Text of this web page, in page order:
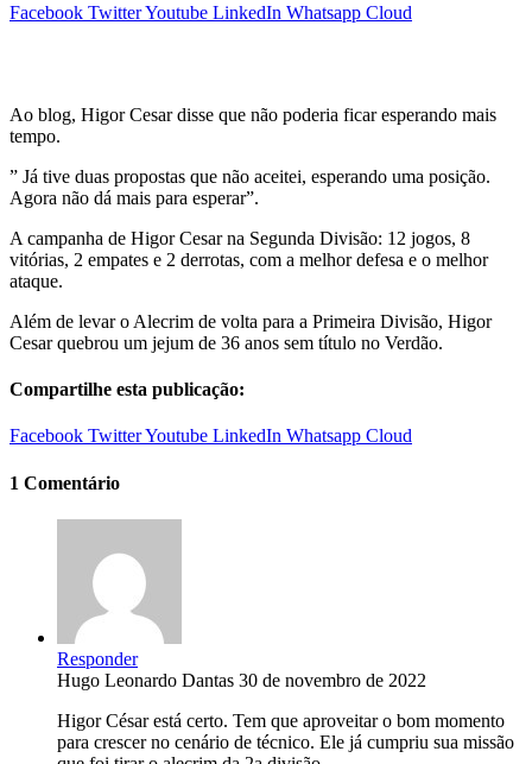
Facebook TwitterYoutube LinkedIn Whatsapp Cloud
Ao blog, Higor Cesar disse que não poderia ficar esperando mais
tempo.
” Já tive duas propostas que não aceitei, esperando uma posição.
Agora não dá mais para esperar”.
A campanha de Higor Cesar na Segunda Divisão: 12 jogos, 8
vitórias, 2 empates e 2 derrotas, com a melhor defesa e o melhor
ataque.
Além de levar o Alecrim de volta para a Primeira Divisão, Higor
Cesar quebrou um jejum de 36 anos sem título no Verdão.
Compartilhe esta publicação:
Facebook TwitterYoutube LinkedIn Whatsapp Cloud
1 Comentário
Responder
Hugo Leonardo Dantas 30 de novembro de 2022
Higor César está certo. Tem que aproveitar o bom momento
para crescer no cenário de técnico. Ele já cumpriu sua missão